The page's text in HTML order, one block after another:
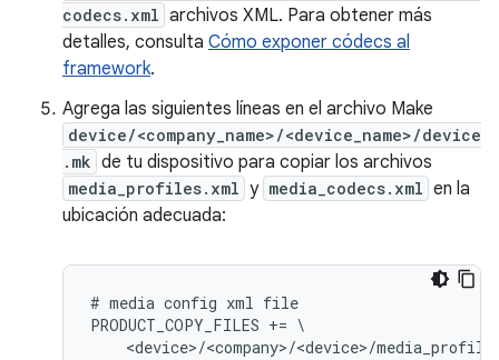
codecs.xml archivos XML. Para obtener más
detalles, consulta Cómo exponer códecs al
framework.
Agrega las siguientes líneas en el archivo Make
device/<company_name>/<device_name>/device
.mk de tu dispositivo para copiar los archivos
media_profiles.xml y media_codecs.xml en la
ubicación adecuada:
# media config xml file
PRODUCT_COPY_FILES += \
<device>/<company>/<device>/